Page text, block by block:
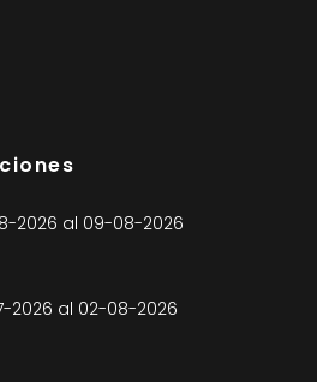
2026 al 09-08-2026
2026 al 02-08-2026